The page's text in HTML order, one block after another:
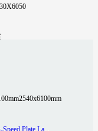
2540x6100mm